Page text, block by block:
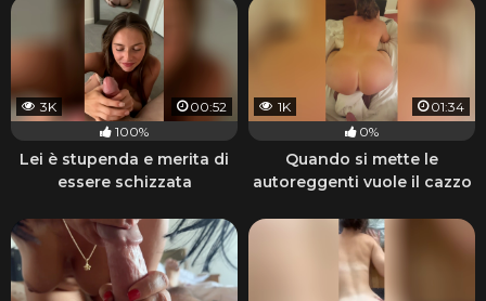
3K
00:52
100%
Lei è stupenda e merita di
essere schizzata
1K
01:34
0%
Quando si mette le
autoreggenti vuole il cazzo